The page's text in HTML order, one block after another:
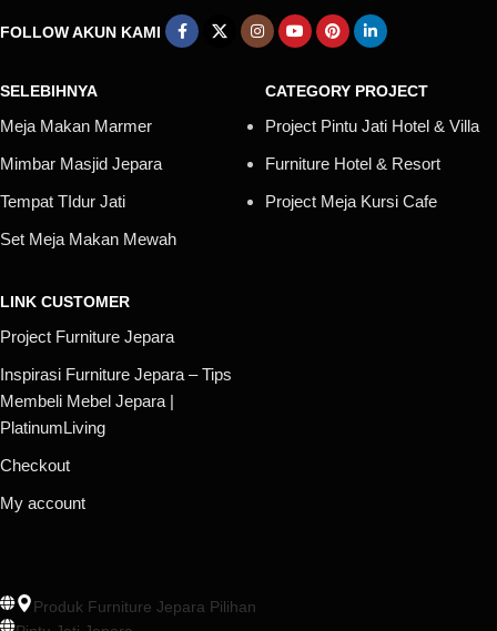
FOLLOW AKUN KAMI
SELEBIHNYA
Meja Makan Marmer
Mimbar Masjid Jepara
Tempat TIdur Jati
Set Meja Makan Mewah
CATEGORY PROJECT
Project Pintu Jati Hotel & Villa
Furniture Hotel & Resort
Project Meja Kursi Cafe
LINK CUSTOMER
Project Furniture Jepara
Inspirasi Furniture Jepara – Tips
Membeli Mebel Jepara |
PlatinumLiving
Checkout
My account
Produk Furniture Jepara Pilihan